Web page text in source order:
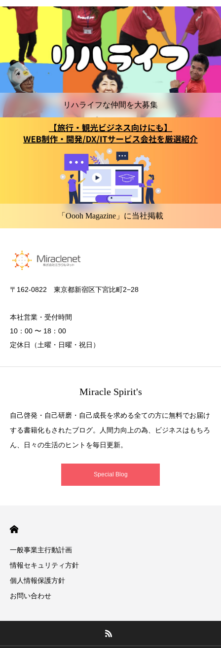
リハライフな仲間を大募集
「Oooh Magazine」に当社掲載
〒162-0822 東京都新宿区下宮比町2−28
本社営業・受付時間
10：00 〜 18：00
定休日（土曜・日曜・祝日）
Miracle Spirit's
自己啓発・自己研磨・自己成長を求める全ての方に無料でお届け
する書籍化もされたブログ。人間力向上の為、ビジネスはもちろ
ん、日々の生活のヒントを毎日更新。
Special Blog
一般事業主行動計画
情報セキュリティ方針
個人情報保護方針
お問い合わせ